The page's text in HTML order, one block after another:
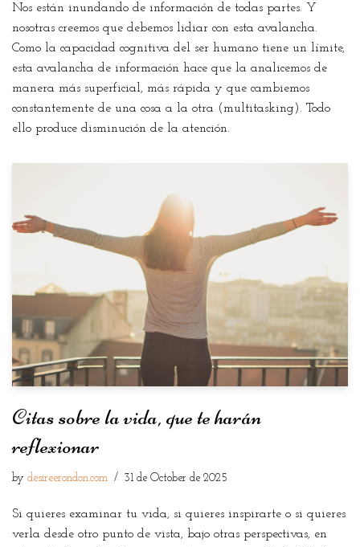
Nos están inundando de información de todas partes. Y
nosotras creemos que debemos lidiar con esta avalancha.
Como la capacidad cognitiva del ser humano tiene un límite,
esta avalancha de información hace que la analicemos de
manera más superficial, más rápida y que cambiemos
constantemente de una cosa a la otra (multitasking). Todo
ello produce disminución de la atención.
Citas sobre la vida, que te harán
reflexionar
by desireerondon.com 31 de October de 2025
Si quieres examinar tu vida, si quieres inspirarte o si quieres
verla desde otro punto de vista, bajo otras perspectivas, en